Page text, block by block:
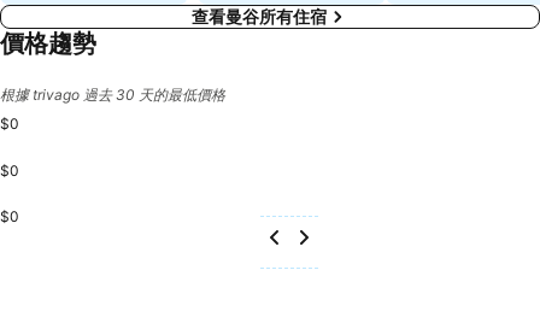
查看曼谷所有住宿
價格趨勢
根據 trivago 過去 30 天的最低價格
$0
$0
$0